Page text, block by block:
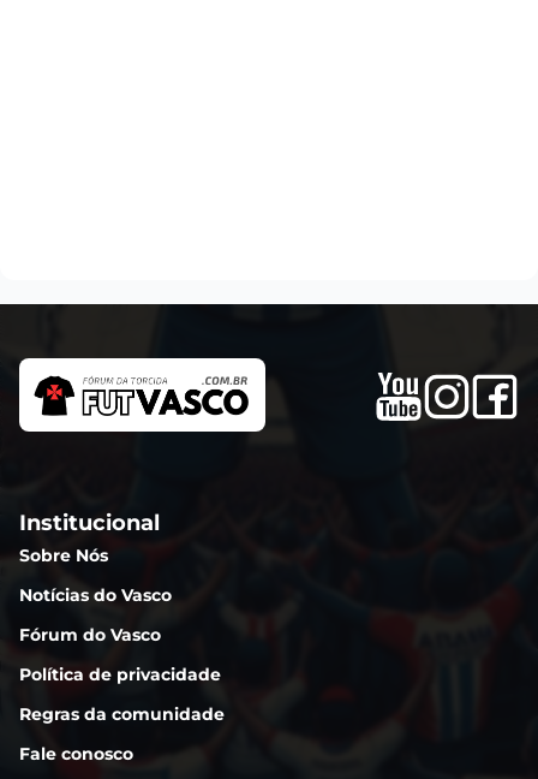
Institucional
Sobre Nós
Notícias do Vasco
Fórum do Vasco
Política de privacidade
Regras da comunidade
Fale conosco